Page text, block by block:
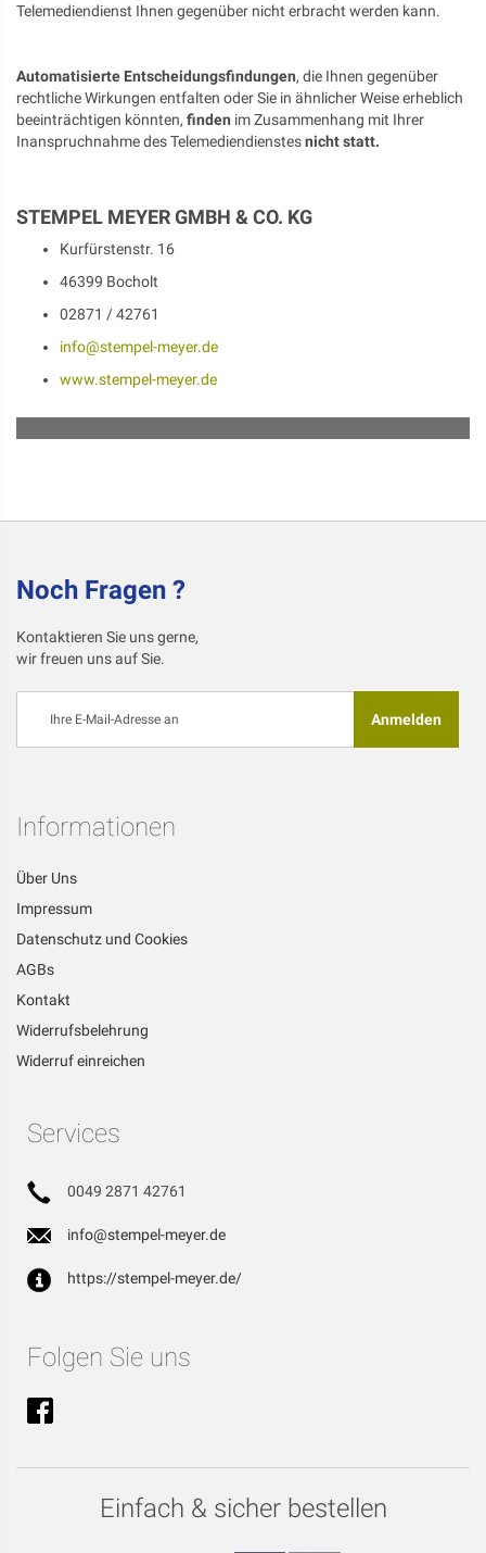
Telemediendienst Ihnen gegenüber nicht erbracht werden kann.
Automatisierte Entscheidungsfindungen, die Ihnen gegenüber
rechtliche Wirkungen entfalten oder Sie in ähnlicher Weise erheblich
beeinträchtigen könnten, finden im Zusammenhang mit Ihrer
Inanspruchnahme des Telemediendienstesnicht statt.
STEMPEL MEYER GMBH & CO. KG
Kurfürstenstr. 16
46399 Bocholt
02871 / 42761
info@stempel-meyer.de
www.stempel-meyer.de
Noch Fragen ?
Kontaktieren Sie uns gerne,
wir freuen uns auf Sie.
sich
an:
Anmelden
Informationen
Über Uns
Impressum
Datenschutz und Cookies
AGBs
Kontakt
Widerrufsbelehrung
Widerruf einreichen
Services
0049 2871 42761
info@stempel-meyer.de
https://stempel-meyer.de/
Folgen Sie uns
Einfach & sicher bestellen